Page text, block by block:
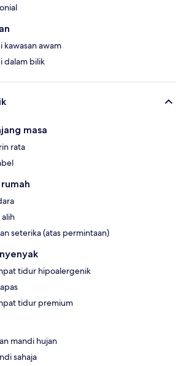
kawasan awam
dalam bilik
masa
rata
seterika (atas permintaan)
tidur hipoalergenik
tidur premium
mandi hujan
sahaja